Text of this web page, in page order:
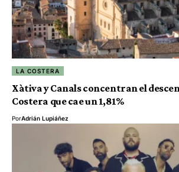
LA COSTERA
Xàtiva y Canals concentran el
Costera que cae un 1,81%
PorAdrián Lupiáñez